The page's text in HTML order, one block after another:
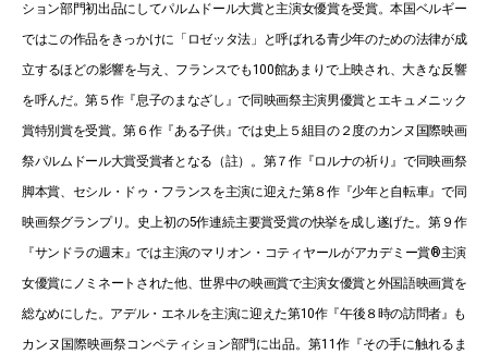
ション部門初出品にしてパルムドール大賞と主演女優賞を受賞。本国ベルギー
ではこの作品をきっかけに「ロゼッタ法」と呼ばれる青少年のための法律が成
立するほどの影響を与え、フランスでも100館あまりで上映され、大きな反響
を呼んだ。第５作『息子のまなざし』で同映画祭主演男優賞とエキュメニック
賞特別賞を受賞。第６作『ある子供』では史上５組目の２度のカンヌ国際映画
祭パルムドール大賞受賞者となる（註）。第７作『ロルナの祈り』で同映画祭
脚本賞、セシル・ドゥ・フランスを主演に迎えた第８作『少年と自転車』で同
映画祭グランプリ。史上初の5作連続主要賞受賞の快挙を成し遂げた。第９作
『サンドラの週末』では主演のマリオン・コティヤールがアカデミー賞®主演
女優賞にノミネートされた他、世界中の映画賞で主演女優賞と外国語映画賞を
総なめにした。アデル・エネルを主演に迎えた第10作『午後８時の訪問者』も
カンヌ国際映画祭コンペティション部門に出品。第11作『その手に触れるま